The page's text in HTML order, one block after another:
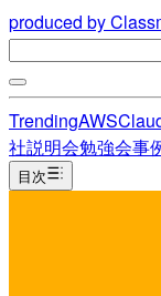
produced by
TrendingAWS
社説明会勉強会事
目次